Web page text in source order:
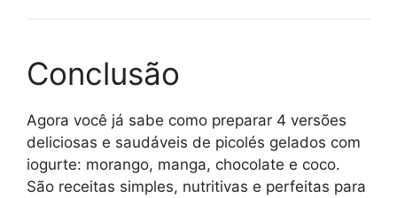
Conclusão
Agora você já sabe como preparar 4 versões
deliciosas e saudáveis de picolés gelados com
iogurte: morango, manga, chocolate e coco.
São receitas simples, nutritivas e perfeitas para